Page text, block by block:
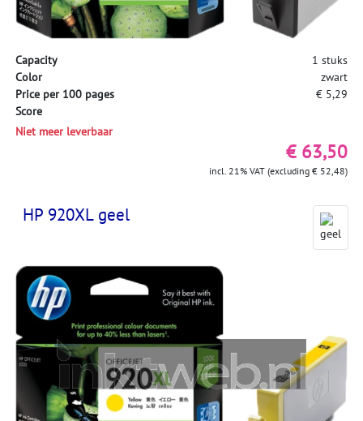
Capacity
1 stuks
Color
zwart
Price per 100 pages
€ 5,29
Score
Niet meer leverbaar
€ 63,50
incl. 21% VAT (excluding € 52,48)
HP 920XL geel